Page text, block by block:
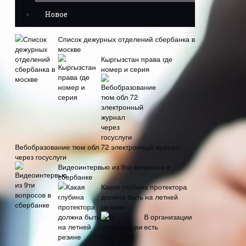
Новое
Список дежурных отделений сбербанка в
москве
Кыргызстан права где
номер и серия
Вебобразование тюм обл 72 электронный журнал
через госуслуги
Видеоинтервью из 9ти вопросов в
сбербанке
Какая глубина протектора
должна быть на летней
резине
В организации
есть